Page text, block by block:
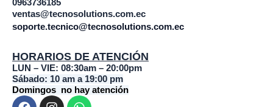
0963736185
ventas@tecnosolutions.com.ec
soporte.tecnico@tecnosolutions.com.ec
HORARIOS DE ATENCIÓN
LUN – VIE: 08:30am – 20:00pm
Sábado: 10 am a 19:00 pm
Domingos no hay atención
F
I
W